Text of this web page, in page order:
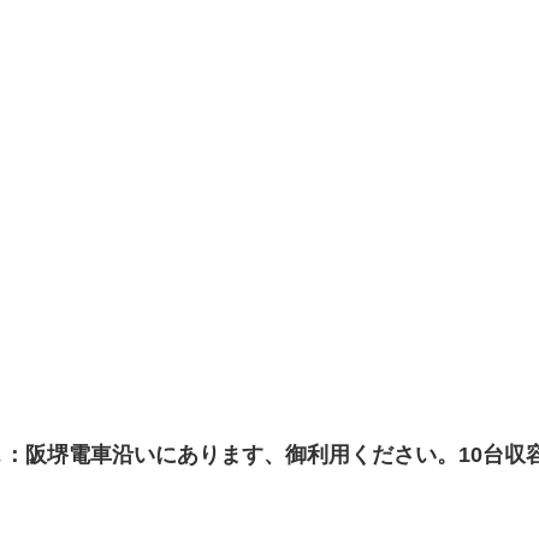
阪堺電車沿いにあります、御利用ください。10台収